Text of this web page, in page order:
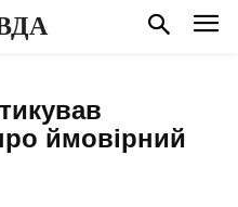
ймовірний